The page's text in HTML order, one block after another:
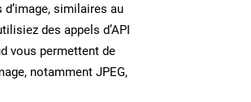
similaires au
des appels d’API
vous permettent de
notamment JPEG,